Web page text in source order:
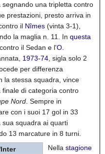
una tripletta contro
prestazioni, presto arriva in
il Nîmes (vinta 3-1),
la maglia n. 11. In questa
il Sedan e l'O.
1973-74, sigla solo 2
per differenza
la stessa squadra, vince
finale di categoria contro
Nord. Sempre in
con i suoi 17 gol in 33
squadra ai quarti
13 marcature in 8 turni.
Nella stagione